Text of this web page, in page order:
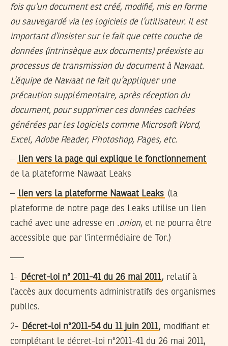
fois qu’un document est créé, modifié, mis en forme
ou sauvegardé via les logiciels de l’utilisateur. Il est
important d’insister sur le fait que cette couche de
données (intrinsèque aux documents) préexiste au
processus de transmission du document à Nawaat.
L’équipe de Nawaat ne fait qu’appliquer une
précaution supplémentaire, après réception du
document, pour supprimer ces données cachées
générées par les logiciels comme Microsoft Word,
Excel, Adobe Reader, Photoshop, Pages, etc.
– lien vers la page qui explique le fonctionnement
de la plateforme Nawaat Leaks
– lien vers la plateforme Nawaat Leaks (la
plateforme de notre page des Leaks utilise un lien
caché avec une adresse en .onion, et ne pourra être
accessible que par l’intermédiaire de Tor.)
—–
1- Décret-loi n° 2011-41 du 26 mai 2011, relatif à
l’accès aux documents administratifs des organismes
publics.
2- Décret-loi n°2011-54 du 11 juin 2011, modifiant et
complétant le décret-loi n°2011-41 du 26 mai 2011,